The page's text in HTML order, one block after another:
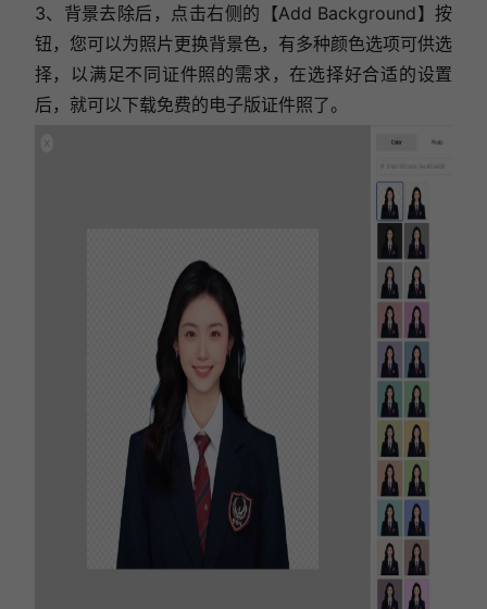
3、背景去除后，点击右侧的【Add Background】按
钮，您可以为照片更换背景色，有多种颜色选项可供选
择，以满足不同证件照的需求，在选择好合适的设置
后，就可以下载免费的电子版证件照了。